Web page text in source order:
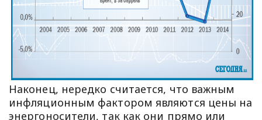
Наконец, нередко считается, что важным
инфляционным фактором являются цены на
энергоносители, так как они прямо или